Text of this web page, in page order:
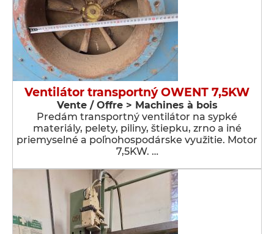
Ventilátor transportný OWENT 7,5KW
Vente / Offre > Machines à bois
Predám transportný ventilátor na sypké
materiály, pelety, piliny, štiepku, zrno a iné
priemyselné a poľnohospodárske využitie. Motor
7,5KW. …